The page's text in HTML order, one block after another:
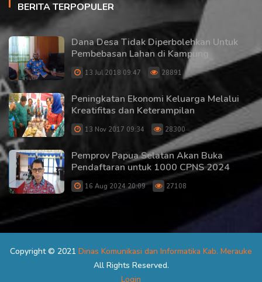
BERITA TERPOPULER
Dana Desa Tidak Diperbolehkan Untuk
Pembebasan Lahan di Kampung
13 Jul 2018 09:47 28891
Peningkatan Ekonomi Keluarga Melalui
Kreatifitas dan Keterampilan
13 Nov 2017 09:34 28300
Pemprov Papua Selatan Akan Buka
Pendaftaran untuk 1000 CPNS 2024
16 Aug 2024 20:09 27108
Copyright © 2021 Dinas Komunikasi dan Informatika Kab. Merauke
All Rights Reserved.
Login